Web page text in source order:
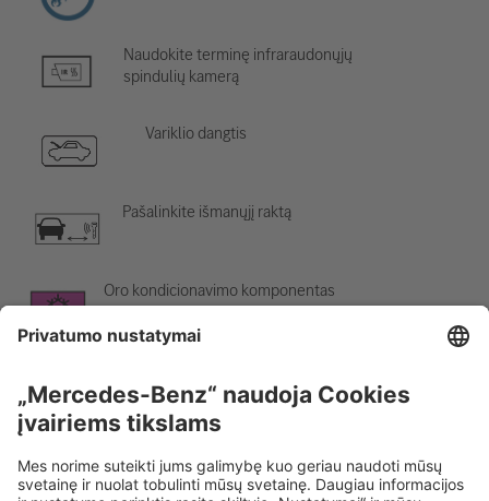
Naudokite terminę infraraudonųjų
spindulių kamerą
Variklio dangtis
Pašalinkite išmanųjį raktą
Oro kondicionavimo komponentas